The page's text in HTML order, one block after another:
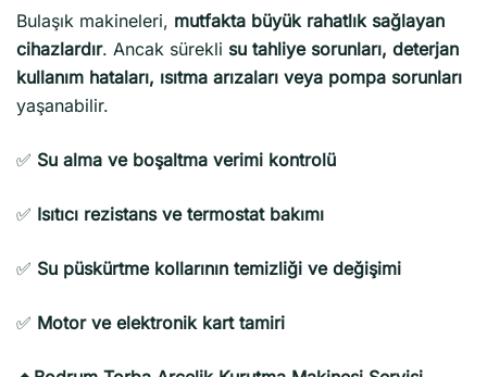
Bulaşık makineleri, mutfakta büyük rahatlık sağlayan
cihazlardır. Ancak sürekli su tahliye sorunları, deterjan
kullanım hataları, ısıtma arızaları veya pompa sorunları
yaşanabilir.
✅ Su alma ve boşaltma verimi kontrolü
✅ Isıtıcı rezistans ve termostat bakımı
✅ Su püskürtme kollarının temizliği ve değişimi
✅ Motor ve elektronik kart tamiri